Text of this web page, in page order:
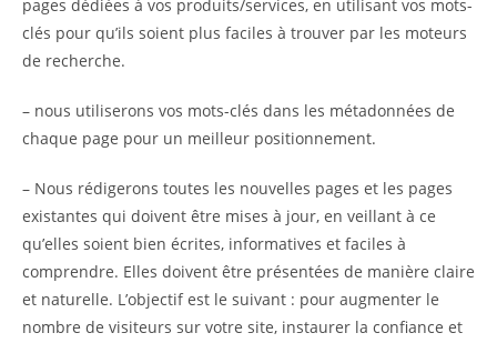
pages dédiées à vos produits/services, en utilisant vos mots-
clés pour qu’ils soient plus faciles à trouver par les moteurs
de recherche.
– nous utiliserons vos mots-clés dans les métadonnées de
chaque page pour un meilleur positionnement.
– Nous rédigerons toutes les nouvelles pages et les pages
existantes qui doivent être mises à jour, en veillant à ce
qu’elles soient bien écrites, informatives et faciles à
comprendre. Elles doivent être présentées de manière claire
et naturelle. L’objectif est le suivant : pour augmenter le
nombre de visiteurs sur votre site, instaurer la confiance et